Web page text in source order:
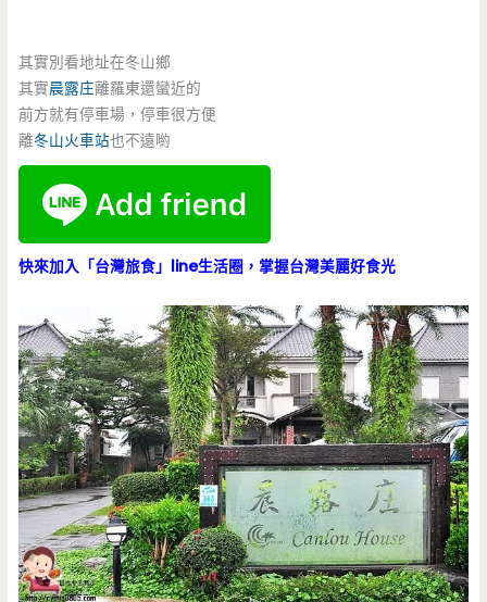
其實別看地址在冬山鄉
其實晨露庄離羅東還蠻近的
前方就有停車場，停車很方便
離冬山火車站也不遠喲
快來加入「台灣旅食」line生活圈，掌握台灣美麗好食光